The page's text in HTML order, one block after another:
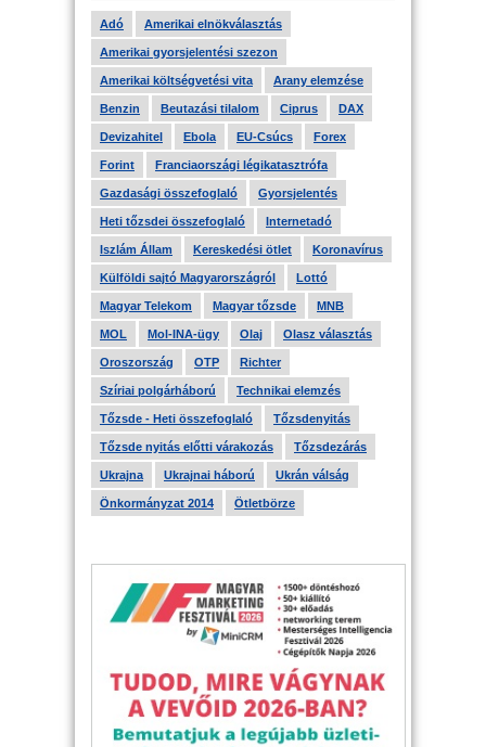
Adó Amerikai elnökválasztás
Amerikai gyorsjelentési szezon
Amerikai költségvetési vita Arany elemzése
Benzin Beutazási tilalom Ciprus DAX
Devizahitel Ebola EU-Csúcs Forex
Forint Franciaországi légikatasztrófa
Gazdasági összefoglaló Gyorsjelentés
Heti tőzsdei összefoglaló Internetadó
Iszlám Állam Kereskedési ötlet Koronavírus
Külföldi sajtó Magyarországról Lottó
Magyar Telekom Magyar tőzsde MNB
MOL Mol-INA-ügy Olaj Olasz választás
Oroszország OTP Richter
Szíriai polgárháború Technikai elemzés
Tőzsde - Heti összefoglaló Tőzsdenyitás
Tőzsde nyitás előtti várakozás Tőzsdezárás
Ukrajna Ukrajnai háború Ukrán válság
Önkormányzat 2014 Ötletbörze